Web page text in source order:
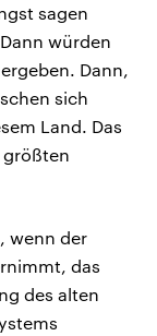
sagen
würden
Dann,
sich
Land. Das
größten
wenn der
das
des alten